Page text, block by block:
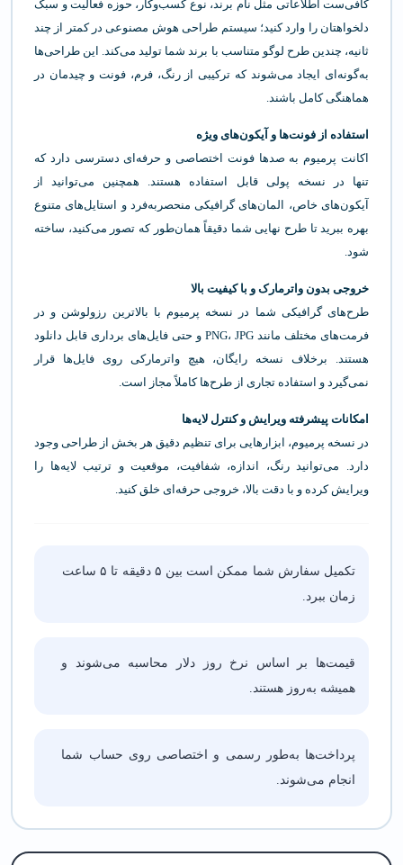
کافی‌ست اطلاعاتی مثل نام برند، نوع کسب‌وکار، حوزه فعالیت و سبک
دلخواهتان را وارد کنید؛ سیستم طراحی هوش مصنوعی در کمتر از چند
ثانیه، چندین طرح لوگو متناسب با برند شما تولید می‌کند. این طراحی‌ها
به‌گونه‌ای ایجاد می‌شوند که ترکیبی از رنگ، فرم، فونت و چیدمان در
هماهنگی کامل باشند.
استفاده از فونت‌ها و آیکون‌های ویژه
اکانت پرمیوم به صدها فونت اختصاصی و حرفه‌ای دسترسی دارد که
تنها در نسخه پولی قابل استفاده هستند. همچنین می‌توانید از
آیکون‌های خاص، المان‌های گرافیکی منحصربه‌فرد و استایل‌های متنوع
بهره ببرید تا طرح نهایی شما دقیقاً همان‌طور که تصور می‌کنید، ساخته
شود.
خروجی بدون واترمارک و با کیفیت بالا
طرح‌های گرافیکی شما در نسخه پرمیوم با بالاترین رزولوشن و در
فرمت‌های مختلف مانند PNG، JPG و حتی فایل‌های برداری قابل دانلود
هستند. برخلاف نسخه رایگان، هیچ واترمارکی روی فایل‌ها قرار
نمی‌گیرد و استفاده تجاری از طرح‌ها کاملاً مجاز است.
امکانات پیشرفته ویرایش و کنترل لایه‌ها
در نسخه پرمیوم، ابزارهایی برای تنظیم دقیق هر بخش از طراحی وجود
دارد. می‌توانید رنگ، اندازه، شفافیت، موقعیت و ترتیب لایه‌ها را
ویرایش کرده و با دقت بالا، خروجی حرفه‌ای خلق کنید.
تکمیل سفارش شما ممکن است بین ۵ دقیقه تا ۵ ساعت
زمان ببرد.
قیمت‌ها بر اساس نرخ روز دلار محاسبه می‌شوند و
همیشه به‌روز هستند.
پرداخت‌ها به‌طور رسمی و اختصاصی روی حساب شما
انجام می‌شوند.